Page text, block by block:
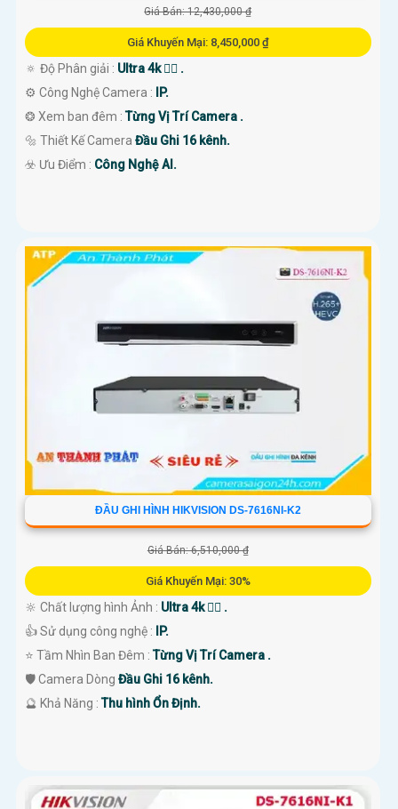
Giá Bán: 12,430,000 ₫
Giá Khuyến Mại: 8,450,000 ₫
🔅 Độ Phân giải : Ultra 4k 👍🏾 .
⚙ Công Nghệ Camera :
IP.
❂ Xem ban đêm :Từng Vị Trí Camera .
🔩 Thiết Kế Camera Đầu Ghi 16 kênh.
️☣️ Ưu Điểm : Công Nghệ AI.
ĐẦU GHI HÌNH HIKVISION DS-7616NI-K2
Giá Bán: 6,510,000 ₫
Giá Khuyến Mại: 30%
🔆 Chất lượng hình Ảnh : Ultra 4k 👍🏾 .
👍 Sử dụng công nghệ :
IP.
⭐ Tầm Nhìn Ban Đêm :Từng Vị Trí Camera .
🛡 Camera Dòng Đầu Ghi 16 kênh.
️🔮 Khả Năng :Thu hình Ổn Định.